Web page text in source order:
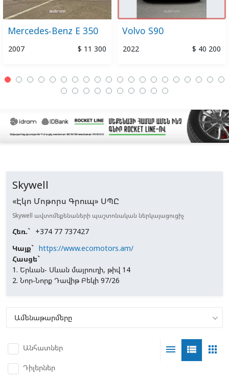
Mercedes-Benz E 350
2007 $ 11 300
Volvo S90
2022 $ 40 200
Skywell
«Էկո Մոթորս Գրուպ» ՍՊԸ
Skywell ավտոմեքենաների պաշտոնական ներկայացուցիչ
Հեռ.` +374 77 737427
Կայք` https://www.ecomotors.am/
Հասցե`
1. Երևան- Սևան մայրուղի, թիվ 14
2. Նոր-Նորք Դավիթ Բեկի 97/26
Անհատներ
Դիլերներ
apps
view_list
menu